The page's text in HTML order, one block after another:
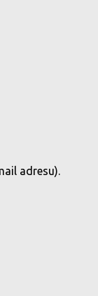
adresu).